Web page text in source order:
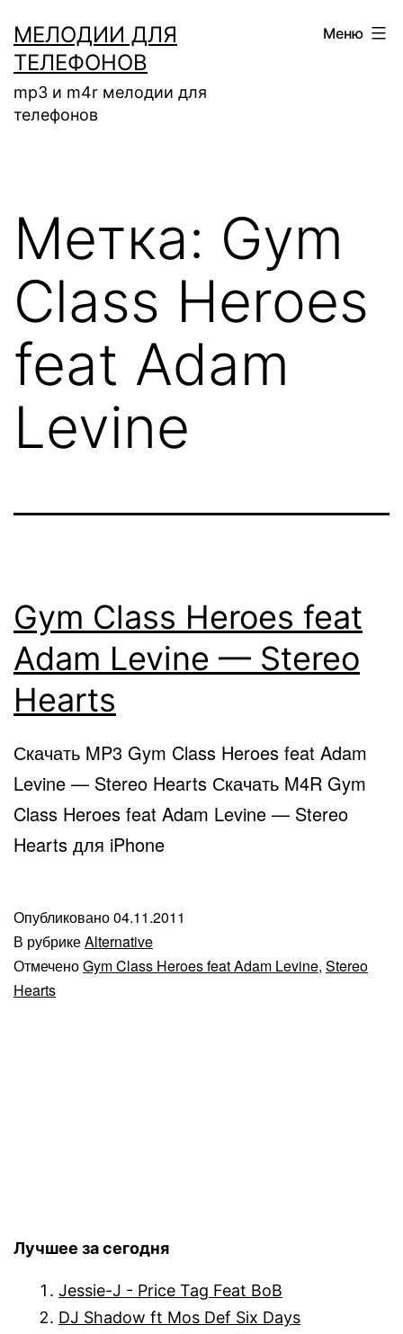
содержимому
МЕЛОДИИ ДЛЯ
ТЕЛЕФОНОВ
mp3 и m4r мелодии для
телефонов
Меню
Метка: Gym
Class Heroes
feat Adam
Levine
Gym Class Heroes feat
Adam Levine — Stereo
Hearts
Скачать MP3 Gym Class Heroes feat Adam
Levine — Stereo Hearts Скачать M4R Gym
Class Heroes feat Adam Levine — Stereo
Hearts для iPhone
Опубликовано04.11.2011
В рубрикеAlternative
ОтмеченоGym Class Heroes feat Adam Levine, Stereo
Hearts
Лучшее за сегодня
Jessie-J - Price Tag Feat BoB
DJ Shadow ft Mos Def Six Days